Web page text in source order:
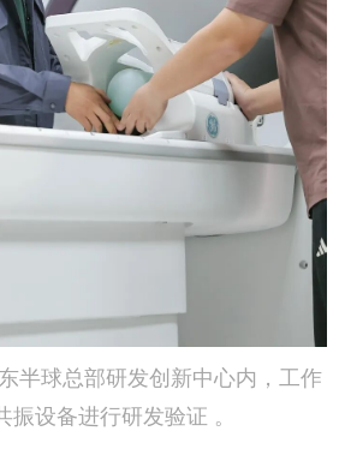
半球总部研发创新中心内，工作
振设备进行研发验证 。